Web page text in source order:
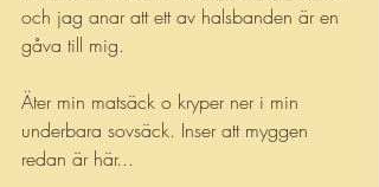
och jag anar att ett av halsbanden är en
gåva till mig.
Äter min matsäck o kryper ner i min
underbara sovsäck. Inser att myggen
redan är här...